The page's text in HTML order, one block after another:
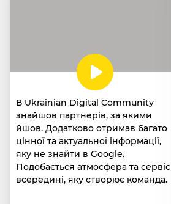
В Ukrainian Digital Community
знайшов партнерів, за якими
йшов. Додатково отримав багато
цінної та актуальної інформації,
яку не знайти в Google.
Подобається атмосфера та сервіс
всередині, яку створює команда.